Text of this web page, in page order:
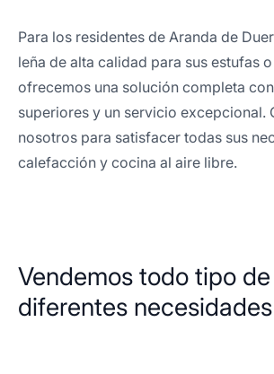
Para los residentes de Aranda de
leña de alta calidad para sus estufas
ofrecemos una solución completa
superiores y un servicio excepcional.
nosotros para satisfacer todas sus
calefacción y cocina al aire libre.
Vendemos todo tipo
diferentes necesidades